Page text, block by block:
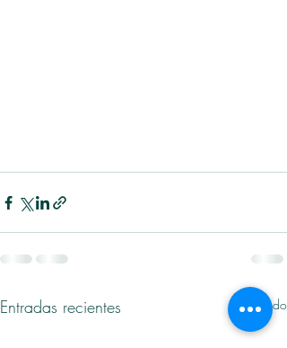
Entradas recientes Ver todo